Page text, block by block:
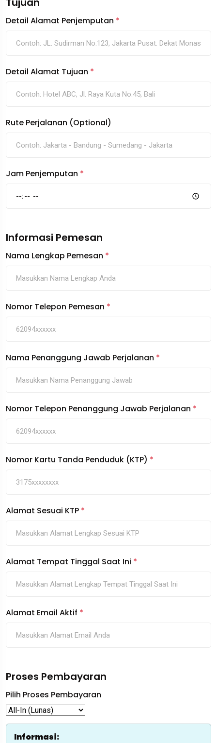
Detail Alamat Penjemputan *
Detail Alamat Tujuan *
Rute Perjalanan (Optional)
Jam Penjemputan *
Informasi Pemesan
Nama Lengkap Pemesan *
Nomor Telepon Pemesan *
Nama Penanggung Jawab Perjalanan *
Nomor Telepon Penanggung Jawab Perjalanan *
Nomor Kartu Tanda Penduduk (KTP) *
Alamat Sesuai KTP *
Alamat Tempat Tinggal Saat Ini *
Alamat Email Aktif *
Proses Pembayaran
Pilih Proses Pembayaran
Informasi: